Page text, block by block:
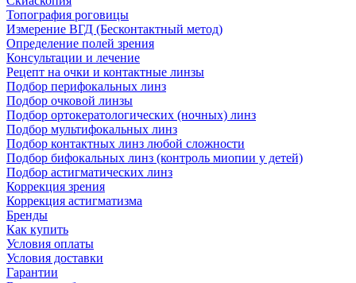
Топография роговицы
Измерение ВГД (Бесконтактный метод)
Определение полей зрения
Консультации и лечение
Рецепт на очки и контактные линзы
Подбор перифокальных линз
Подбор очковой линзы
Подбор ортокератологических (ночных) линз
Подбор мультифокальных линз
Подбор контактных линз любой сложности
Подбор бифокальных линз (контроль миопии у детей)
Подбор астигматических линз
Коррекция зрения
Коррекция астигматизма
Бренды
Как купить
Условия оплаты
Условия доставки
Гарантии